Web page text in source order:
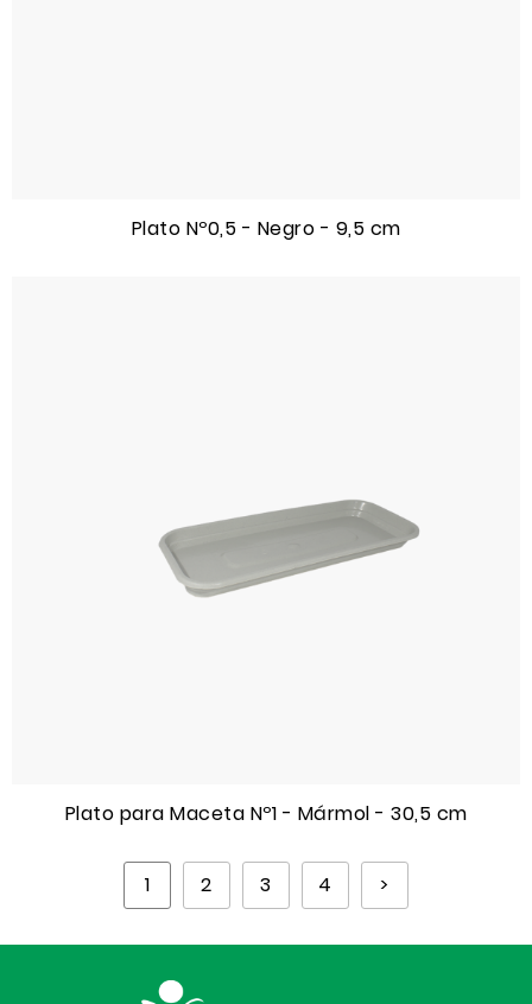
Plato Nº0,5 - Negro - 9,5 cm
Plato para Maceta Nº1 - Mármol - 30,5 cm
1 2 3 4 >